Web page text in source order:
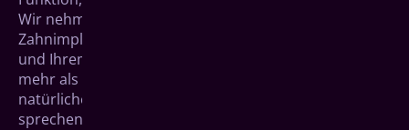
Wir nehmen uns Zeit für Sie und entwickeln
Zahnimplantate für Hachenburg, die perfekt zu Ihnen
und Ihrem Leben passen. Denn am Ende geht es um
mehr als nur feste Zähne – es geht darum, mit einem
natürlichen Zahnersatz wieder unbeschwert lachen,
sprechen und genießen zu können.